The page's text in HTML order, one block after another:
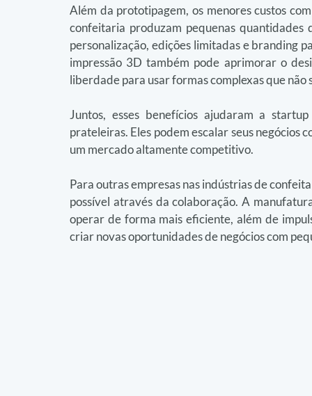
Além da prototipagem, os menores custos
confeitaria produzam pequenas
personalização, edições limitadas e branding
impressão 3D também pode aprimorar o
liberdade para usar formas complexas que
Juntos, esses benefícios ajudaram a
prateleiras. Eles podem escalar seus negócios
um mercado altamente competitivo.
Para outras empresas nas indústrias de
possível através da colaboração. A
operar de forma mais eficiente, além de
criar novas oportunidades de negócios com